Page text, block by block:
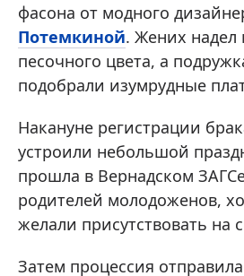
фасона от модного
Потемкиной. Жених надел
песочного цвета, а
подобрали изумрудные
Накануне регистрации
устроили небольшой
прошла в Вернадском
родителей молодоженов,
желали присутствовать на
Затем процессия